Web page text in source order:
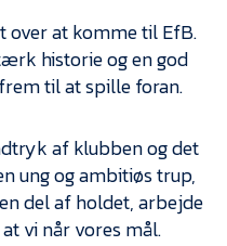
over at komme til EfB.
historie og en god
til at spille foran.
af klubben og det
ung og ambitiøs trup,
del af holdet, arbejde
vi når vores mål.